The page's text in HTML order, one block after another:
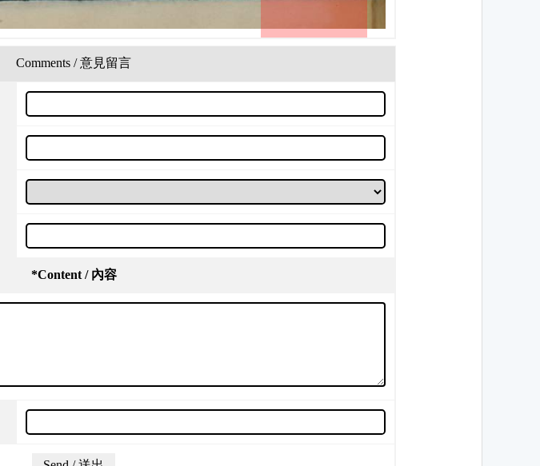
Comments / 意見留言
*Content / 內容